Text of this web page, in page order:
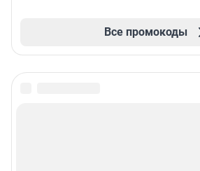
Все промокоды